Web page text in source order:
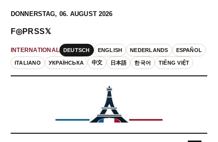
DONNERSTAG, 06. AUGUST 2026
INTERNATIONAL DEUTSCH ENGLISH NEDERLANDS ESPAÑOL
ITALIANO УКРАЇНСЬКА 中文 日本語 한국어 TIẾNG VIỆT
F◎PRSS𝕏